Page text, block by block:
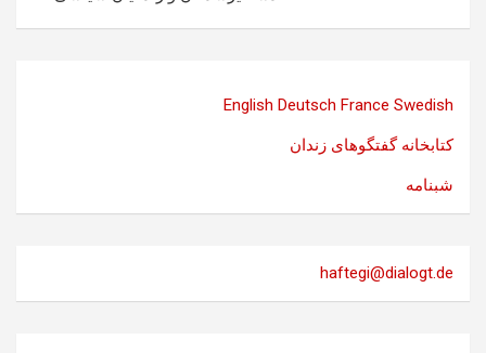
English Deutsch France Swedish
کتابخانه گفتگوهای زندان
شبنامه
haftegi@dialogt.de